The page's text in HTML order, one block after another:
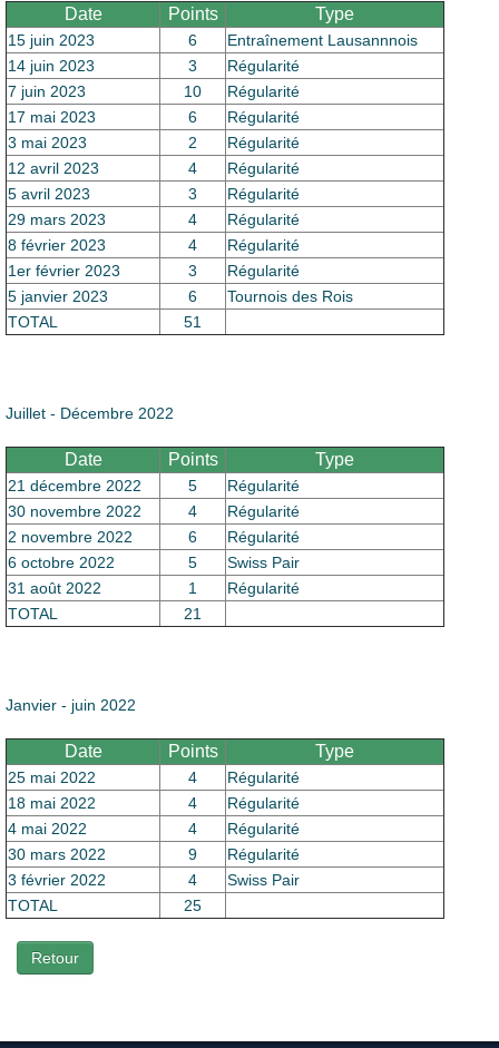
Date Points Type
15 juin 2023 6
Entraînement Lausannnois
14 juin 2023
3
Régularité
7 juin 2023
10
Régularité
17 mai 2023
6
Régularité
3 mai 2023
2
Régularité
12 avril 2023
4
Régularité
5 avril 2023
3
Régularité
29 mars 2023
4
Régularité
8 février 2023
4
Régularité
1er février 2023
3
Régularité
5 janvier 2023
6
Tournois des Rois
TOTAL
51
Juillet - Décembre 2022
Date Points Type
21 décembre 2022 5
Régularité
30 novembre 2022
4
Régularité
2 novembre 2022
6
Régularité
6 octobre 2022
5
Swiss Pair
31 août 2022
1
Régularité
TOTAL
21
Janvier - juin 2022
Date Points Type
25 mai 2022 4
Régularité
18 mai 2022
4
Régularité
4 mai 2022
4
Régularité
30 mars 2022
9
Régularité
3 février 2022
4
Swiss Pair
TOTAL
25
Retour